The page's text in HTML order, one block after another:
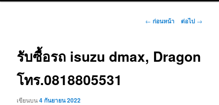
เมนู
← ก่อนหน้า ต่อไป →
รับซื้อรถ isuzu dmax, Dragon
โทร.0818805531
เขียนบน4 กันยายน 2022